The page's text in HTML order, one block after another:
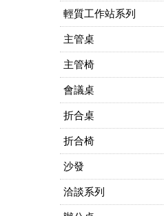
輕質工作站系列
主管桌
主管椅
會議桌
折合桌
折合椅
沙發
洽談系列